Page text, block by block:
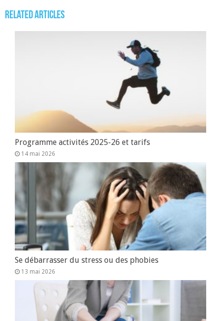
Related Articles
Programme activités 2025-26 et tarifs
14 mai 2026
Se débarrasser du stress ou des phobies
13 mai 2026